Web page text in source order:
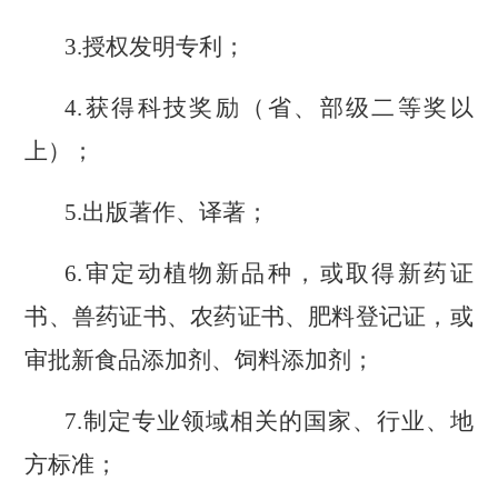
3.授权发明专利；
4.获得科技奖励（省、部级二等奖以
上）；
5.出版著作、译著；
6.审定动植物新品种，或取得新药证
书、兽药证书、农药证书、肥料登记证，或
审批新食品添加剂、饲料添加剂；
7.制定专业领域相关的国家、行业、地
方标准；